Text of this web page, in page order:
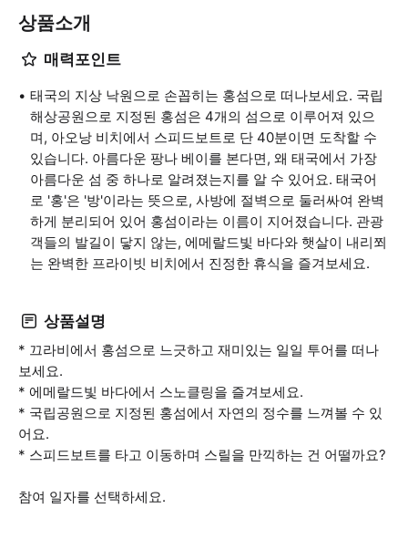
상품소개
매력포인트
태국의 지상 낙원으로 손꼽히는 홍섬으로 떠나보세요. 국립
해상공원으로 지정된 홍섬은 4개의 섬으로 이루어져 있으
며, 아오낭 비치에서 스피드보트로 단 40분이면 도착할 수
있습니다. 아름다운 팡나 베이를 본다면, 왜 태국에서 가장
아름다운 섬 중 하나로 알려졌는지를 알 수 있어요. 태국어
로 '홍'은 '방'이라는 뜻으로, 사방에 절벽으로 둘러싸여 완벽
하게 분리되어 있어 홍섬이라는 이름이 지어졌습니다. 관광
객들의 발길이 닿지 않는, 에메랄드빛 바다와 햇살이 내리쬐
는 완벽한 프라이빗 비치에서 진정한 휴식을 즐겨보세요.
상품설명
* 끄라비에서 홍섬으로 느긋하고 재미있는 일일 투어를 떠나
보세요.
* 에메랄드빛 바다에서 스노클링을 즐겨보세요.
* 국립공원으로 지정된 홍섬에서 자연의 정수를 느껴볼 수 있
어요.
* 스피드보트를 타고 이동하며 스릴을 만끽하는 건 어떨까요?
참여 일자를 선택하세요.